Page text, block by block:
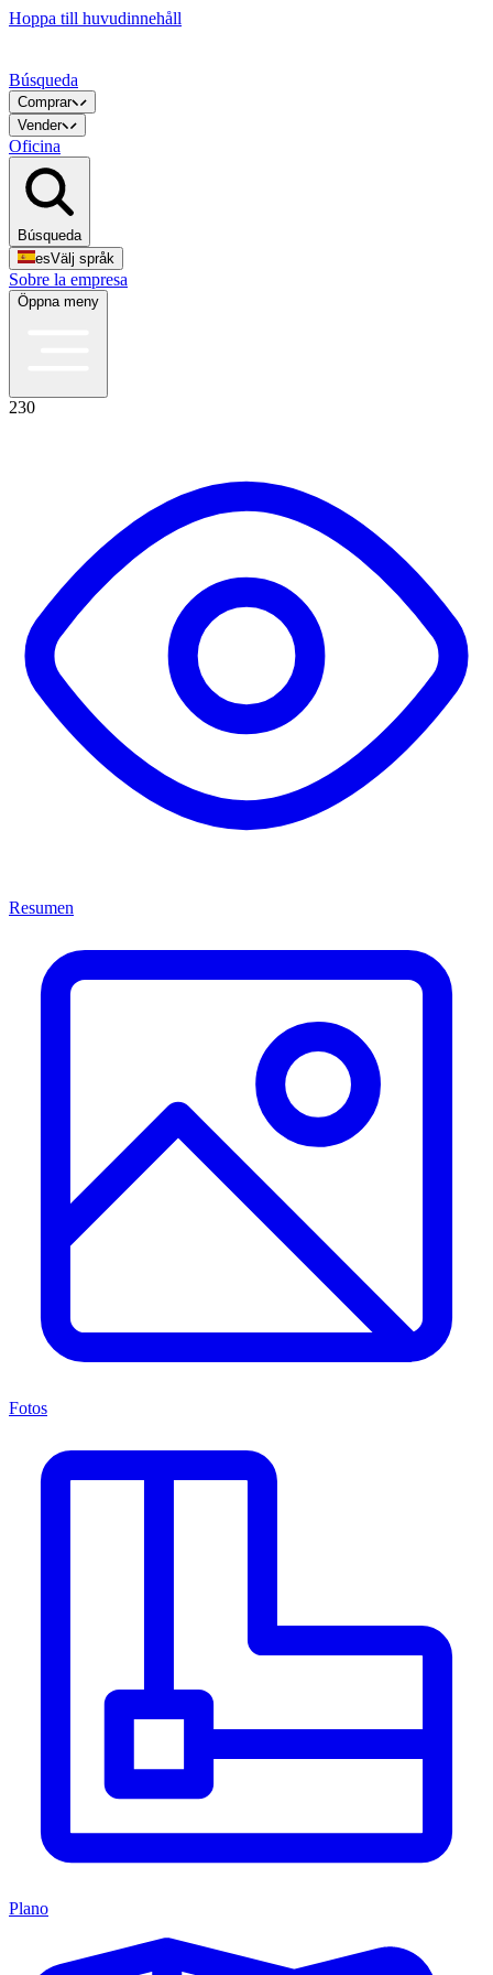
Hoppa till huvudinnehåll
Búsqueda
Comprar
Vender
Oficina
Búsqueda
esVälj språk
Sobre la empresa
Öppna meny
230
Resumen
Fotos
Plano